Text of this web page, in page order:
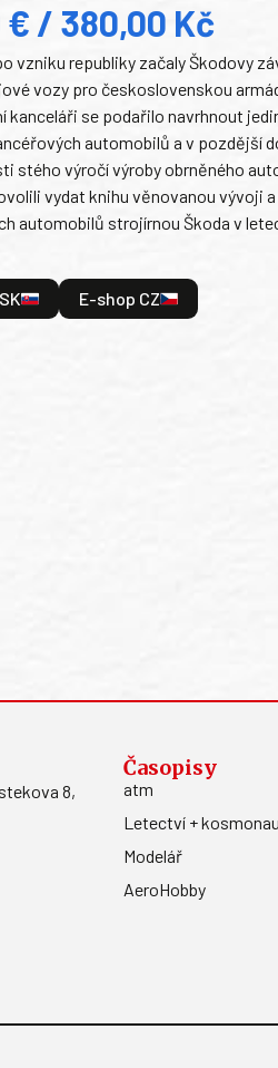
€ / 380,00 Kč
vzniku republiky začaly Škodovy
vozy pro československou
kanceláři se podařilo navrhnout
automobilů a v pozdější
stého výročí výroby obrněného
vydat knihu věnovanou vývoji
automobilů strojírnou Škoda v
E-shop CZ
8,
Časopisy
atm
Letectví +
Modelář
AeroHobby